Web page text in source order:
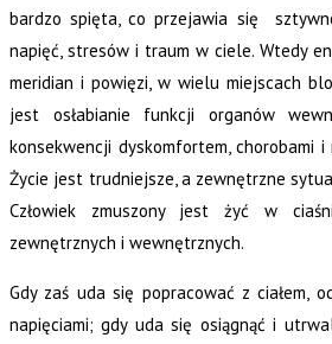
bardzo spięta, co przejawia się
napięć, stresów i traum w ciele. Wtedy
meridian i powięzi, w wielu miejscach
jest osłabianie funkcji organów
konsekwencji dyskomfortem, chorobami
Życie jest trudniejsze, a zewnętrzne
Człowiek zmuszony jest żyć w
zewnętrznych i wewnętrznych.
Gdy zaś uda się popracować z ciałem,
napięciami; gdy uda się osiągnąć i